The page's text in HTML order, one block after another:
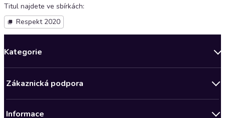
Titul najdete ve sbírkách:
Respekt 2020
Kategorie
Bestsellery měsíce
Zákaznická podpora
Informace